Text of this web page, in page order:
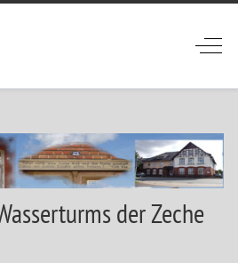
Off-
der Zeche